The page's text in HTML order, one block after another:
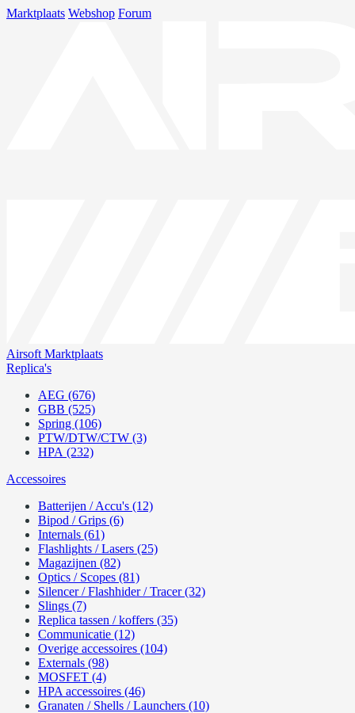
Marktplaats Webshop Forum
Airsoft Marktplaats
Replica's
AEG (676)
GBB (525)
Spring (106)
PTW/DTW/CTW (3)
HPA (232)
Accessoires
Batterijen / Accu's (12)
Bipod / Grips (6)
Internals (61)
Flashlights / Lasers (25)
Magazijnen (82)
Optics / Scopes (81)
Silencer / Flashhider / Tracer (32)
Slings (7)
Replica tassen / koffers (35)
Communicatie (12)
Overige accessoires (104)
Externals (98)
MOSFET (4)
HPA accessoires (46)
Granaten / Shells / Launchers (10)